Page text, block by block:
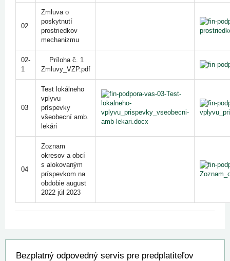
02
Zmluva o
poskytnutí
prostriedkov
mechanizmu
02-
1
Príloha č. 1
Zmluvy_VZP.pdf
03
Test lokálneho
vplyvu
príspevky
všeobecní amb.
lekári
04
Zoznam
okresov a obcí
s alokovaným
príspevkom na
obdobie august
2022 júl 2023
Bezplatný odpovedný servis pre predplatiteľov